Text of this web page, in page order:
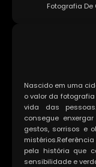
Fotografia De
Nascido em uma
o valor da
vida das
consegue
gestos, sorrisos e
pela história que
sensibilidade e